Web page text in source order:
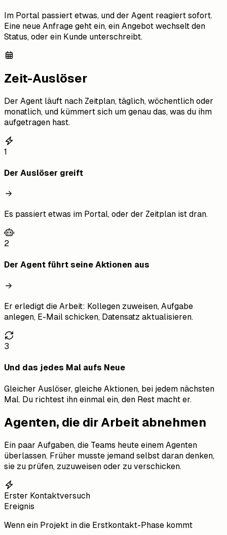
Im Portal passiert etwas, und der Agent reagiert sofort.
Eine neue Anfrage geht ein, ein Angebot wechselt den
Status, oder ein Kunde unterschreibt.
Zeit-Auslöser
Der Agent läuft nach Zeitplan, täglich, wöchentlich oder
monatlich, und kümmert sich um genau das, was du ihm
aufgetragen hast.
1
Der Auslöser greift
Es passiert etwas im Portal, oder der Zeitplan ist dran.
2
Der Agent führt seine Aktionen aus
Er erledigt die Arbeit: Kollegen zuweisen, Aufgabe
anlegen, E-Mail schicken, Datensatz aktualisieren.
3
Und das jedes Mal aufs Neue
Gleicher Auslöser, gleiche Aktionen, bei jedem nächsten
Mal. Du richtest ihn einmal ein, den Rest macht er.
Agenten, die dir Arbeit abnehmen
Ein paar Aufgaben, die Teams heute einem Agenten
überlassen. Früher musste jemand selbst daran denken,
sie zu prüfen, zuzuweisen oder zu verschicken.
Erster Kontaktversuch
Ereignis
Wenn ein Projekt in die Erstkontakt-Phase kommt